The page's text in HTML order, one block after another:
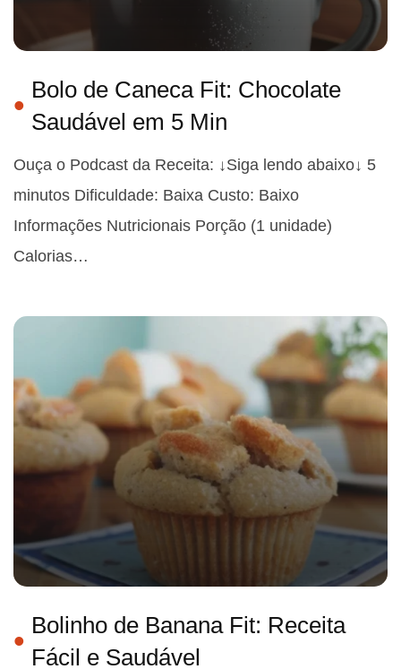
Bolo de Caneca Fit: Chocolate
Saudável em 5 Min
Ouça o Podcast da Receita: ↓Siga lendo abaixo↓ 5
minutos Dificuldade: Baixa Custo: Baixo
Informações Nutricionais Porção (1 unidade)
Calorias…
Bolinho de Banana Fit: Receita
Fácil e Saudável